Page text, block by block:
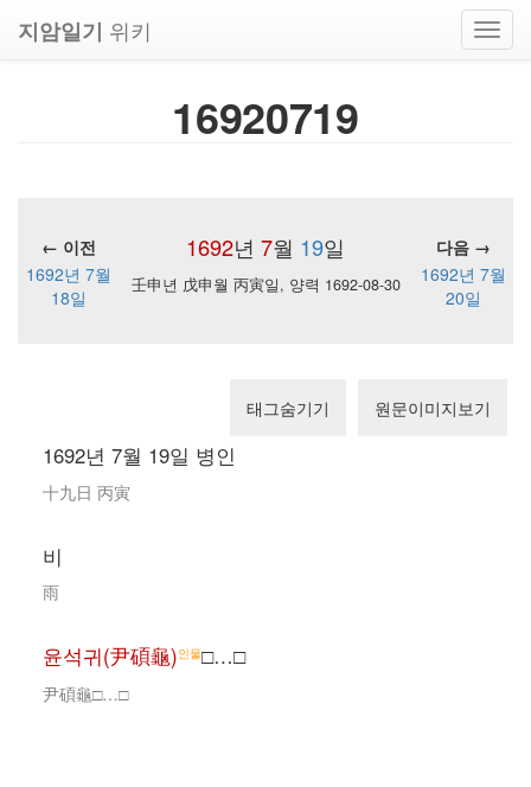
지암일기 위키
16920719
1692년 7월 19일
← 이전
다음 →
1692년 7월
18일
壬申년 戊申월 丙寅일, 양력 1692-08-30
1692년 7월
20일
태그숨기기 원문이미지보기
1692년 7월 19일 병인
十九日 丙寅
비
雨
윤석귀(尹碩龜)인물□…□
尹碩龜□…□